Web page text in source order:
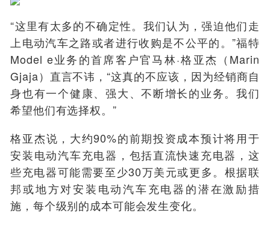
“这里有太多的不确定性。我们认为，强迫他们走
上电动汽车之路或者进行收购是不公平的。”福特
Model e业务的首席客户官马林·格亚杰（Marin
Gjaja）直言不讳，“这真的不应该，因为经销商自
身也有一个健康、强大、不断增长的业务。我们
希望他们有选择权。”
格亚杰说，大约90%的前期投资成本预计将用于
安装电动汽车充电器，包括直流快速充电器，这
些充电器可能需要至少30万美元或更多。根据联
邦或地方对安装电动汽车充电器的潜在激励措
施，每个级别的成本可能会发生变化。